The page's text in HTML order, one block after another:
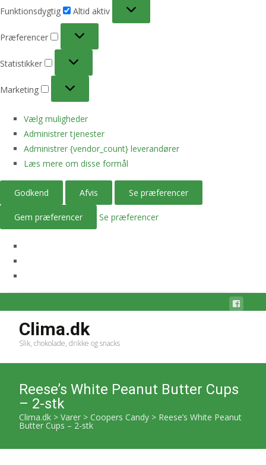
Funktionsdygtig
Altid aktiv
Præferencer
Statistikker
Marketing
Vælg muligheder
Administrer tjenester
Administrer {vendor_count} leverandører
Læs mere om disse formål
Godkend Afvis Se præferencer
Gem præferencer Se præferencer
Clima.dk
Slik, chokolade, drikke og snacks
Reese’s White Peanut Butter Cups
– 2-stk
Clima.dk > Varer > Coopers Candy > Reese’s White Peanut
Butter Cups – 2-stk